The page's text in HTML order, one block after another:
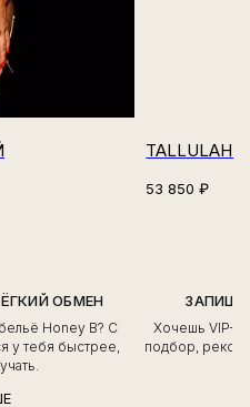
TALLULAH
53 850 ₽
ОБМЕН
Honey B? С
у тебя быстрее,
Хочешь VIP-
подбор,